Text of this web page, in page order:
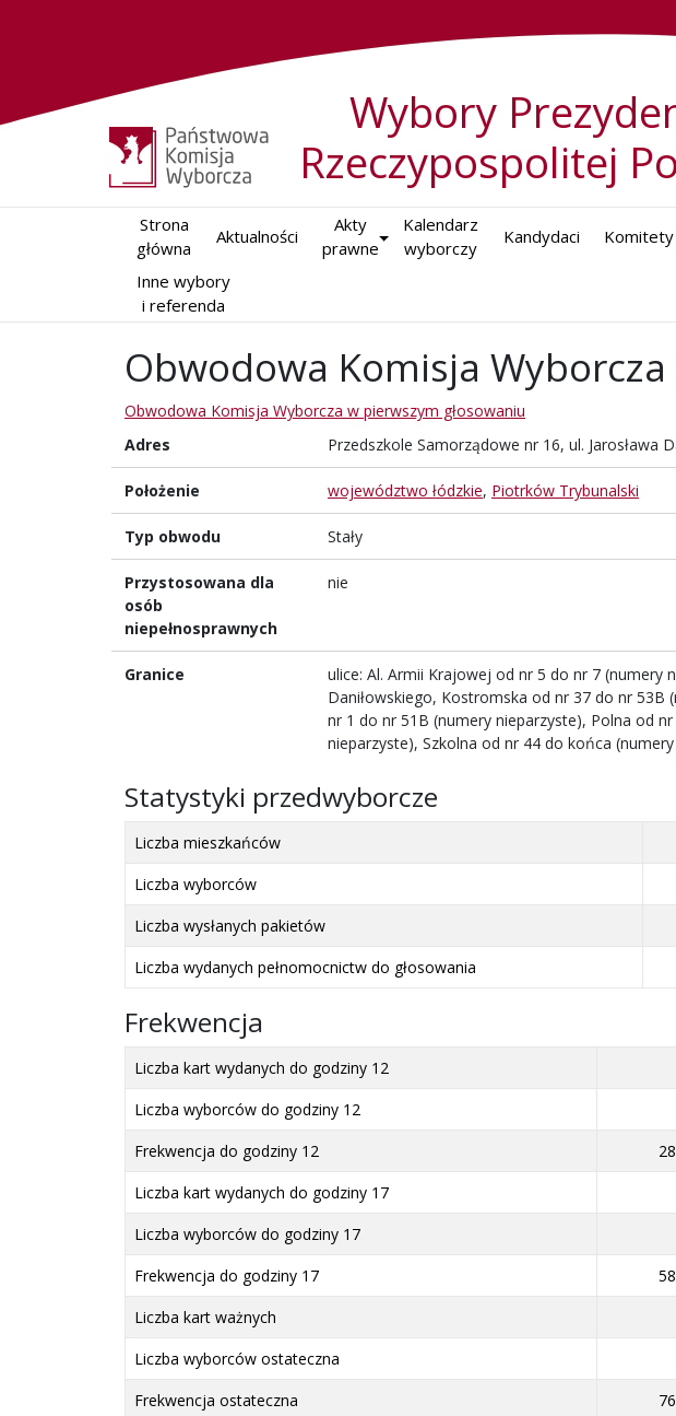
Wybory
Rzeczypospolitej
Strona
główna
Aktualności
Akty
prawne
Kalendarz
wyborczy
Kandydaci Komitety
Inne wybory
i referenda
Obwodowa Komisja
Obwodowa Komisja Wyborcza w pierwszym głosowaniu
Adres
Przedszkole Samorządowe nr 16, ul. Jarosława
Położenie województwo łódzkie, Piotrków Trybunalski
Typ obwodu Stały
Przystosowana dla
osób
niepełnosprawnych
nie
Granice
ulice: Al. Armii Krajowej od nr 5 do nr 7 (numery
Daniłowskiego, Kostromska od nr 37 do nr 53B
nr 1 do nr 51B (numery nieparzyste), Polna od
nieparzyste), Szkolna od nr 44 do końca
Statystyki przedwyborcze
Liczba mieszkańców
Liczba wyborców
Liczba wysłanych pakietów
Liczba wydanych pełnomocnictw do głosowania
Frekwencja
Liczba kart wydanych do godziny 12
Liczba wyborców do godziny 12
Frekwencja do godziny 12
Liczba kart wydanych do godziny 17
Liczba wyborców do godziny 17
Frekwencja do godziny 17
Liczba kart ważnych
Liczba wyborców ostateczna
Frekwencja ostateczna